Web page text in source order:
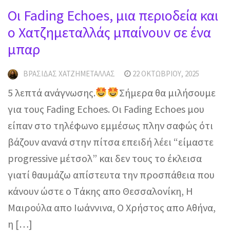
Οι Fading Echoes, μια περιοδεία και
ο Χατζημεταλλάς μπαίνουν σε ένα
μπαρ
ΒΡΑΣΊΔΑΣ ΧΑΤΖΗΜΕΤΑΛΛΆΣ 22 ΟΚΤΩΒΡΊΟΥ, 2025
5 λεπτά ανάγνωσης.
Σήμερα θα μιλήσουμε
για τους Fading Echoes. Οι Fading Echoes μου
είπαν στο τηλέφωνο εμμέσως πλην σαφώς ότι
βάζουν ανανά στην πίτσα επειδή λέει “είμαστε
progressive μέτσολ” και δεν τους το έκλεισα
γιατί θαυμάζω απίστευτα την προσπάθεια που
κάνουν ώστε o Tάκης απο Θεσσαλονίκη, Η
Μαιρούλα απο Ιωάννινα, Ο Χρήστος απο Αθήνα,
η […]